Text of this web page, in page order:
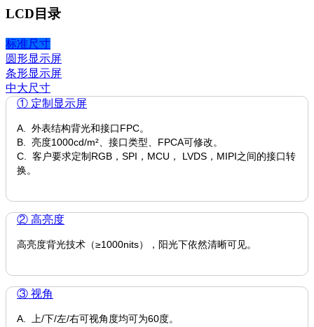
LCD目录
标准尺寸
圆形显示屏
条形显示屏
中大尺寸
① 定制显示屏
A. 外表结构背光和接口FPC。
B. 亮度1000cd/m²、接口类型、FPCA可修改。
C. 客户要求定制RGB，SPI，MCU， LVDS，MIPI之间的接口转
换。
② 高亮度
高亮度背光技术（≥1000nits），阳光下依然清晰可见。
③ 视角
A. 上/下/左/右可视角度均可为60度。